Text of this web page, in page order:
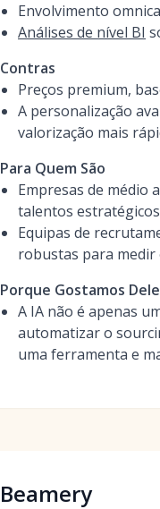
Envolvimento
Análises de nível BI
Contras
Preços premium,
A personalização
valorização mais
Para Quem São
Empresas de médio
talentos
Equipas de
robustas para medir
Porque Gostamos
A IA não é apenas
automatizar o
uma ferramenta e
Beamery